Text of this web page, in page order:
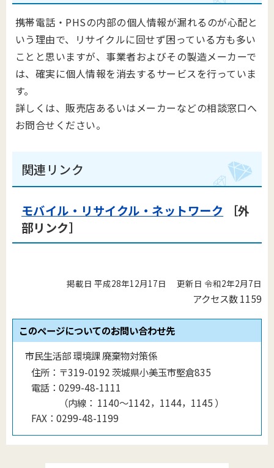
携帯電話・PHSの内部の個人情報が漏れるのが心配と
いう理由で、リサイクルに回せず困っている方も多い
ことと思いますが、事業者およびその製造メーカーで
は、確実に個人情報を消去するサービスを行っていま
す。
詳しくは、販売店あるいはメーカーなどの相談窓口へ
お問合せください。
関連リンク
モバイル・リサイクル・ネットワーク ［外
部リンク］
掲載日 平成28年12月17日 更新日 令和2年2月7日
アクセス数1159
このページについてのお問い合わせ先
市民生活部 環境課 廃棄物対策係
住所： 〒319-0192 茨城県小美玉市堅倉835
電話： 0299-48-1111
（内線 ： 1140〜1142，1144，1145 ）
FAX： 0299-48-1199